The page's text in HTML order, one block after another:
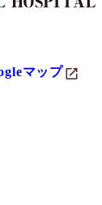
マップ